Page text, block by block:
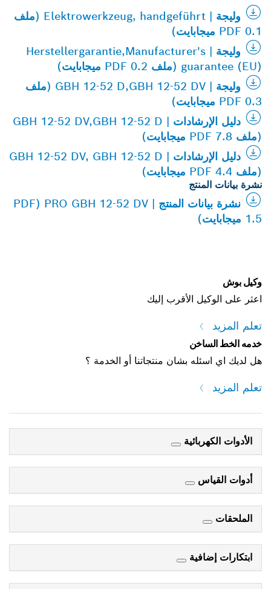
وليجة | Elektrowerkzeug, handgeführt (ملف
PDF 0.1 ميجابايت)
وليجة | Herstellergarantie,Manufacturer's
guarantee (EU) (ملف PDF 0.2 ميجابايت)
وليجة | GBH 12-52 D,GBH 12-52 DV (ملف
PDF 0.3 ميجابايت)
دليل الإرشادات | GBH 12-52 DV,GBH 12-52 D
(ملف PDF 7.8 ميجابايت)
دليل الإرشادات | GBH 12-52 DV, GBH 12-52 D
(ملف PDF 4.4 ميجابايت)
نشرة بيانات المنتج
نشرة بيانات المنتج | PRO GBH 12-52 DV (PDF
1.5 ميجابايت)
وكيل بوش
اعثر على الوكيل الأقرب إليك
تعلم المزيد
خدمه الخط الساخن
هل لديك اي اسئله بشان منتجاتنا أو الخدمة ؟
تعلم المزيد
الأدوات الكهربائية
أدوات القياس
الملحقات
ابتكارات إضافية